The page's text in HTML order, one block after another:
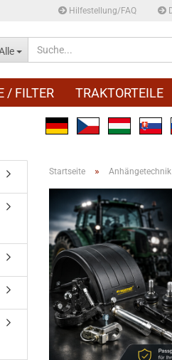
Hilfestellung/FAQ
/ FILTER TRAKTORTEILE
Startseite » Anhängetechnik